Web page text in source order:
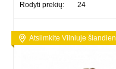
Rodyti prekių: 24
Atsiimkite Vilniuje šiandien